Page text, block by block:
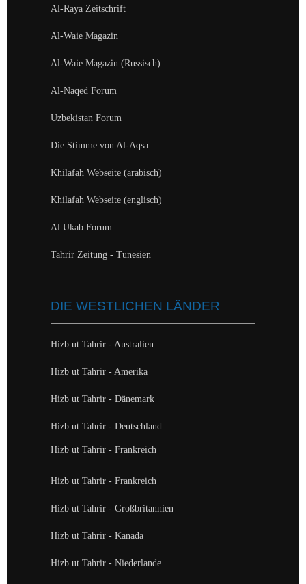
Al-Raya Zeitschrift
Al-Waie Magazin
Al-Waie Magazin (Russisch)
Al-Naqed Forum
Uzbekistan Forum
Die Stimme von Al-Aqsa
Khilafah Webseite (arabisch)
Khilafah Webseite (englisch)
Al Ukab Forum
Tahrir Zeitung - Tunesien
DIE WESTLICHEN LÄNDER
Hizb ut Tahrir - Australien
Hizb ut Tahrir - Amerika
Hizb ut Tahrir - Dänemark
Hizb ut Tahrir - Deutschland
Hizb ut Tahrir - Frankreich
Hizb ut Tahrir - Frankreich
Hizb ut Tahrir - Großbritannien
Hizb ut Tahrir - Kanada
Hizb ut Tahrir - Niederlande